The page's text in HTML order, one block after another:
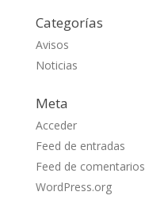
Categorías
Avisos
Noticias
Meta
Acceder
Feed de entradas
Feed de comentarios
WordPress.org